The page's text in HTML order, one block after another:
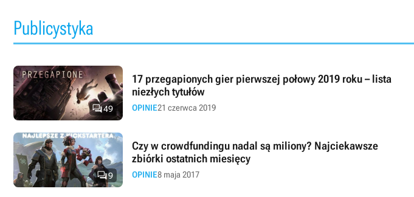
Publicystyka
49
17 przegapionych gier pierwszej połowy 2019 roku – lista
niezłych tytułów
OPINIE21 czerwca 2019
9
Czy w crowdfundingu nadal są miliony? Najciekawsze
zbiórki ostatnich miesięcy
OPINIE8 maja 2017